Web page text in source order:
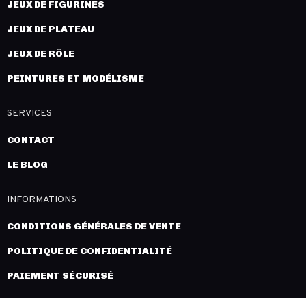
JEUX DE FIGURINES
JEUX DE PLATEAU
JEUX DE RÔLE
PEINTURES ET MODÉLISME
SERVICES
CONTACT
LE BLOG
INFORMATIONS
CONDITIONS GÉNÉRALES DE VENTE
POLITIQUE DE CONFIDENTIALITÉ
PAIEMENT SÉCURISÉ